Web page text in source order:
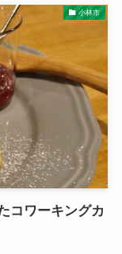
小林市
コワーキングカ